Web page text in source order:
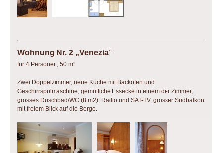
Wohnung Nr. 2 „Venezia“
für 4 Personen, 50 m²
Zwei Doppelzimmer, neue Küche mit Backofen und
Geschirrspülmaschine, gemütliche Essecke in einem der Zimmer,
grosses Duschbad/WC (8 m2), Radio und SAT-TV, grosser Südbalkon
mit freiem Blick auf die Berge.